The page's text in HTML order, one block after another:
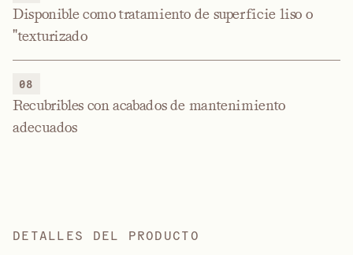
Disponible como tratamiento de superficie liso o
"texturizado
08
Recubribles con acabados de mantenimiento
adecuados
DETALLES DEL PRODUCTO